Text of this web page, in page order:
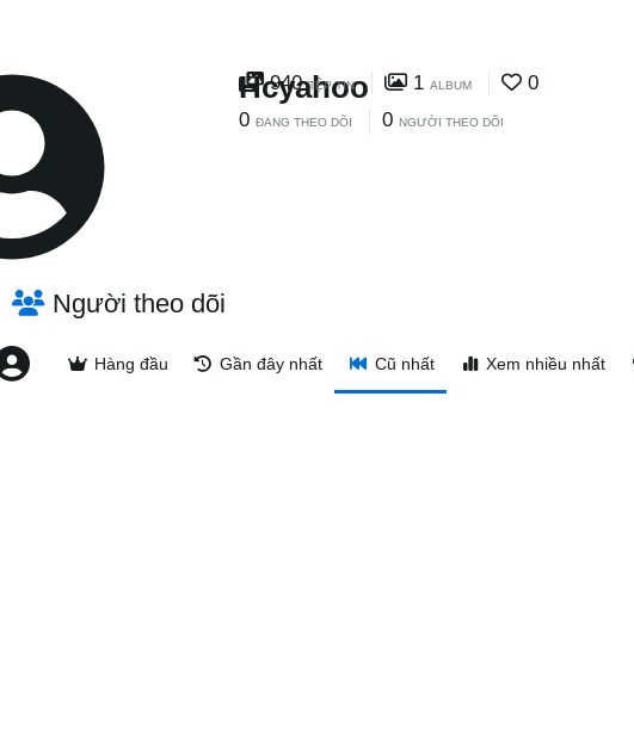
Hcyahoo
0 ĐANG THEO DÕI 0 NGƯỜI THEO DÕI
940 TỆP TIN 1 ALBUM 0
Người theo dõi
Hàng đầu Gần đây nhất Cũ nhất Xem nhiều nhất